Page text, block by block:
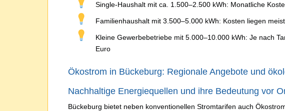
Single-Haushalt mit ca. 1.500–2.500 kWh: Monatliche
Familienhaushalt mit 3.500–5.000 kWh: Kosten liegen
Kleine Gewerbebetriebe mit 5.000–10.000 kWh: Je nach
Euro
Ökostrom in Bückeburg: Regionale Angebote und
Nachhaltige Energiequellen und ihre Bedeutung vor
Bückeburg bietet neben konventionellen Stromtarifen auch